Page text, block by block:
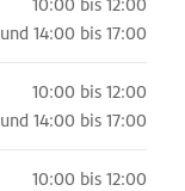
10:00 bis 12:00
und 14:00 bis 17:00
10:00 bis 12:00
und 14:00 bis 17:00
10:00 bis 12:00